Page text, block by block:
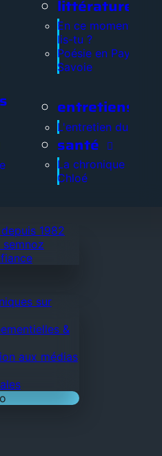
littérature
En ce moment, que
lis-tu ?
Poésie en Pays de
Savoie
entretiens
L'entretien du jour
santé
La chronique de
Chloé
1982
semnoz
sur
&
aux médias